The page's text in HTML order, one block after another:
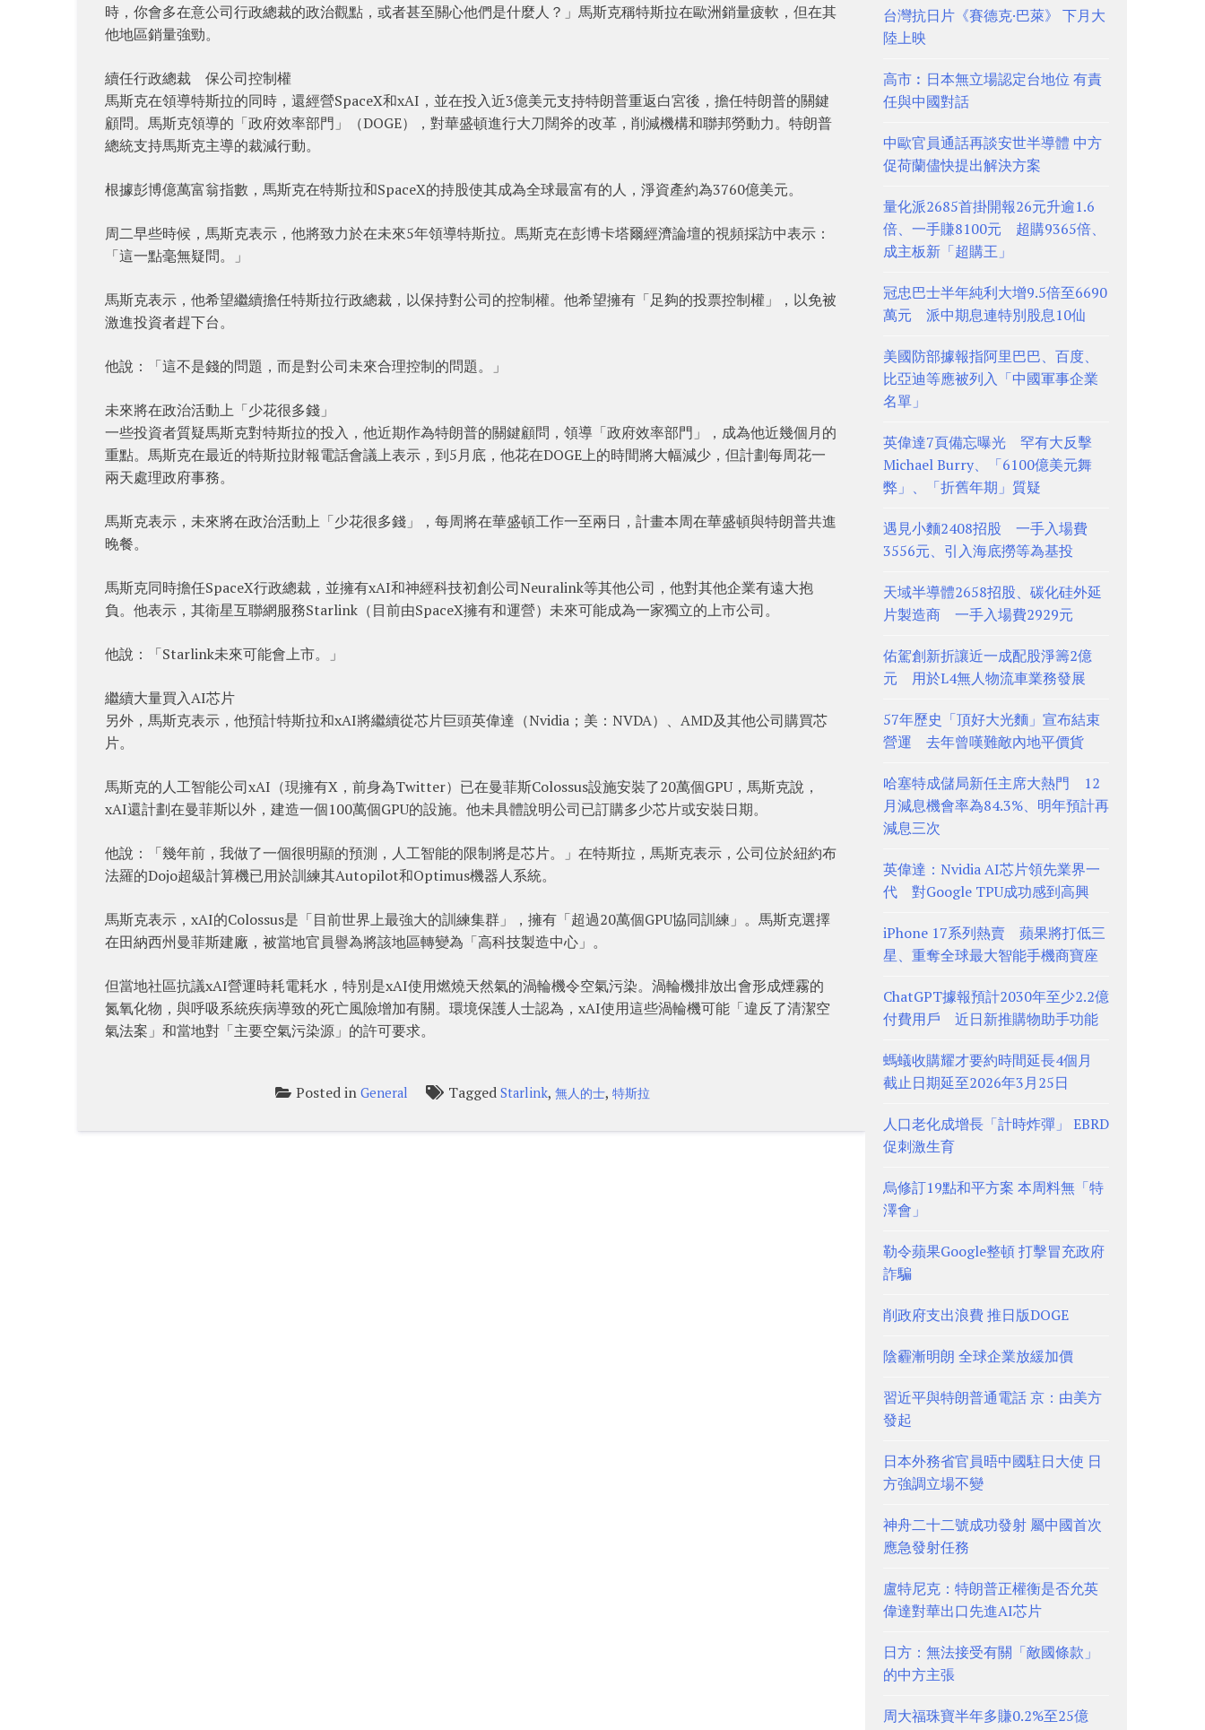
時，你會多在意公司行政總裁的政治觀點，或者甚至關心他們是什麼人？」馬斯克稱特斯拉在歐洲銷量疲軟，但在其
他地區銷量強勁。
續任行政總裁 保公司控制權
馬斯克在領導特斯拉的同時，還經營SpaceX和xAI，並在投入近3億美元支持特朗普重返白宮後，擔任特朗普的關鍵
顧問。馬斯克領導的「政府效率部門」（DOGE），對華盛頓進行大刀闊斧的改革，削減機構和聯邦勞動力。特朗普
總統支持馬斯克主導的裁減行動。
根據彭博億萬富翁指數，馬斯克在特斯拉和SpaceX的持股使其成為全球最富有的人，淨資產約為3760億美元。
周二早些時候，馬斯克表示，他將致力於在未來5年領導特斯拉。馬斯克在彭博卡塔爾經濟論壇的視頻採訪中表示：
「這一點毫無疑問。」
馬斯克表示，他希望繼續擔任特斯拉行政總裁，以保持對公司的控制權。他希望擁有「足夠的投票控制權」，以免被
激進投資者趕下台。
他說：「這不是錢的問題，而是對公司未來合理控制的問題。」
未來將在政治活動上「少花很多錢」
一些投資者質疑馬斯克對特斯拉的投入，他近期作為特朗普的關鍵顧問，領導「政府效率部門」，成為他近幾個月的
重點。馬斯克在最近的特斯拉財報電話會議上表示，到5月底，他花在DOGE上的時間將大幅減少，但計劃每周花一
兩天處理政府事務。
馬斯克表示，未來將在政治活動上「少花很多錢」，每周將在華盛頓工作一至兩日，計畫本周在華盛頓與特朗普共進
晚餐。
馬斯克同時擔任SpaceX行政總裁，並擁有xAI和神經科技初創公司Neuralink等其他公司，他對其他企業有遠大抱
負。他表示，其衛星互聯網服務Starlink（目前由SpaceX擁有和運營）未來可能成為一家獨立的上市公司。
他說：「Starlink未來可能會上市。」
繼續大量買入AI芯片
另外，馬斯克表示，他預計特斯拉和xAI將繼續從芯片巨頭英偉達（Nvidia；美：NVDA）、AMD及其他公司購買芯
片。
馬斯克的人工智能公司xAI（現擁有X，前身為Twitter）已在曼菲斯Colossus設施安裝了20萬個GPU，馬斯克說，
xAI還計劃在曼菲斯以外，建造一個100萬個GPU的設施。他未具體說明公司已訂購多少芯片或安裝日期。
他說：「幾年前，我做了一個很明顯的預測，人工智能的限制將是芯片。」在特斯拉，馬斯克表示，公司位於紐約布
法羅的Dojo超級計算機已用於訓練其Autopilot和Optimus機器人系統。
馬斯克表示，xAI的Colossus是「目前世界上最強大的訓練集群」，擁有「超過20萬個GPU協同訓練」。馬斯克選擇
在田納西州曼菲斯建廠，被當地官員譽為將該地區轉變為「高科技製造中心」。
但當地社區抗議xAI營運時耗電耗水，特別是xAI使用燃燒天然氣的渦輪機令空氣污染。渦輪機排放出會形成煙霧的
氮氧化物，與呼吸系統疾病導致的死亡風險增加有關。環境保護人士認為，xAI使用這些渦輪機可能「違反了清潔空
氣法案」和當地對「主要空氣污染源」的許可要求。
Posted in General Tagged Starlink, 無人的士, 特斯拉
台灣抗日片《賽德克·巴萊》 下月大
陸上映
高市︰日本無立場認定台地位 有責
任與中國對話
中歐官員通話再談安世半導體 中方
促荷蘭儘快提出解決方案
量化派2685首掛開報26元升逾1.6
倍、一手賺8100元 超購9365倍、
成主板新「超購王」
冠忠巴士半年純利大增9.5倍至6690
萬元 派中期息連特別股息10仙
美國防部據報指阿里巴巴、百度、
比亞迪等應被列入「中國軍事企業
名單」
英偉達7頁備忘曝光 罕有大反擊
Michael Burry、「6100億美元舞
弊」、「折舊年期」質疑
遇見小麵2408招股 一手入場費
3556元、引入海底撈等為基投
天域半導體2658招股、碳化硅外延
片製造商 一手入場費2929元
佑駕創新折讓近一成配股淨籌2億
元 用於L4無人物流車業務發展
57年歷史「頂好大光麵」宣布結束
營運 去年曾嘆難敵內地平價貨
哈塞特成儲局新任主席大熱門 12
月減息機會率為84.3%、明年預計再
減息三次
英偉達：Nvidia AI芯片領先業界一
代 對Google TPU成功感到高興
iPhone 17系列熱賣 蘋果將打低三
星、重奪全球最大智能手機商寶座
ChatGPT據報預計2030年至少2.2億
付費用戶 近日新推購物助手功能
螞蟻收購耀才要約時間延長4個月
截止日期延至2026年3月25日
人口老化成增長「計時炸彈」 EBRD
促刺激生育
烏修訂19點和平方案 本周料無「特
澤會」
勒令蘋果Google整頓 打擊冒充政府
詐騙
削政府支出浪費 推日版DOGE
陰霾漸明朗 全球企業放緩加價
習近平與特朗普通電話 京：由美方
發起
日本外務省官員晤中國駐日大使 日
方強調立場不變
神舟二十二號成功發射 屬中國首次
應急發射任務
盧特尼克：特朗普正權衡是否允英
偉達對華出口先進AI芯片
日方：無法接受有關「敵國條款」
的中方主張
周大福珠寶半年多賺0.2%至25億